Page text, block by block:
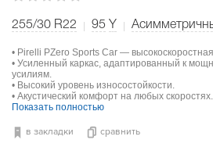
255/30 R22 95 Y
• Pirelli PZero Sports Car —
• Усиленный каркас, адаптированный к
усилиям.
• Высокий уровень износостойкости.
• Акустический комфорт на любых скоростях.
Показать полностью
в закладки сравнить